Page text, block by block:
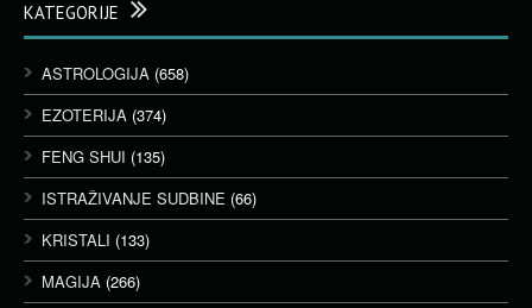
KATEGORIJE
ASTROLOGIJA (658)
EZOTERIJA (374)
FENG SHUI (135)
ISTRAŽIVANJE SUDBINE (66)
KRISTALI (133)
MAGIJA (266)